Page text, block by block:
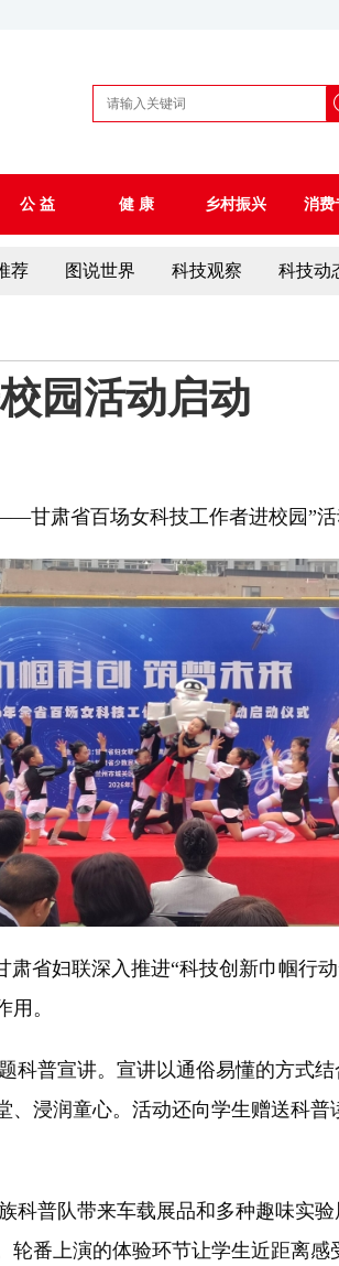
公 益 健 康 乡村振兴 消费
荐 图说世界 科技观察 科技动
园活动启动
肃省百场女科技工作者进校园”活
妇联深入推进“科技创新巾帼行
。
普宣讲。宣讲以通俗易懂的方式结
浸润童心。活动还向学生赠送科
普队带来车载展品和多种趣味实验
番上演的体验环节让学生近距离